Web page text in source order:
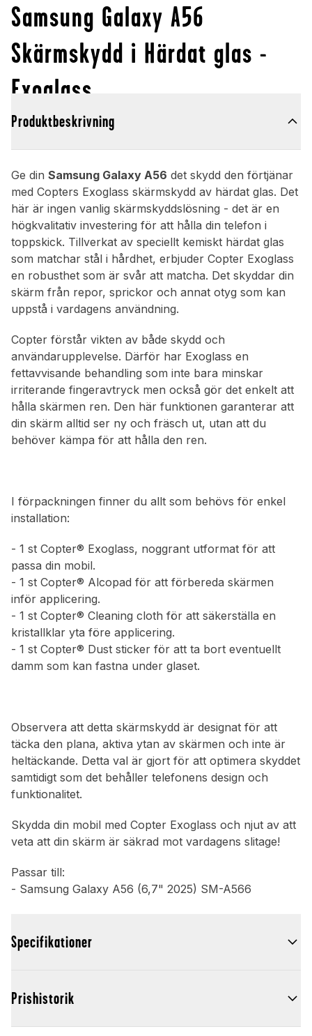
Samsung Galaxy A56
Skärmskydd i Härdat glas -
Exoglass
Produktbeskrivning
Ge din Samsung Galaxy A56 det skydd den förtjänar
med Copters Exoglass skärmskydd av härdat glas. Det
här är ingen vanlig skärmskyddslösning - det är en
högkvalitativ investering för att hålla din telefon i
toppskick. Tillverkat av speciellt kemiskt härdat glas
som matchar stål i hårdhet, erbjuder Copter Exoglass
en robusthet som är svår att matcha. Det skyddar din
skärm från repor, sprickor och annat otyg som kan
uppstå i vardagens användning.
Copter förstår vikten av både skydd och
användarupplevelse. Därför har Exoglass en
fettavvisande behandling som inte bara minskar
irriterande fingeravtryck men också gör det enkelt att
hålla skärmen ren. Den här funktionen garanterar att
din skärm alltid ser ny och fräsch ut, utan att du
behöver kämpa för att hålla den ren.
I förpackningen finner du allt som behövs för enkel
installation:
- 1 st Copter® Exoglass, noggrant utformat för att
passa din mobil.
- 1 st Copter® Alcopad för att förbereda skärmen
inför applicering.
- 1 st Copter® Cleaning cloth för att säkerställa en
kristallklar yta före applicering.
- 1 st Copter® Dust sticker för att ta bort eventuellt
damm som kan fastna under glaset.
Observera att detta skärmskydd är designat för att
täcka den plana, aktiva ytan av skärmen och inte är
heltäckande. Detta val är gjort för att optimera skyddet
samtidigt som det behåller telefonens design och
funktionalitet.
Skydda din mobil med Copter Exoglass och njut av att
veta att din skärm är säkrad mot vardagens slitage!
Passar till:
- Samsung Galaxy A56 (6,7" 2025) SM-A566
Specifikationer
Prishistorik